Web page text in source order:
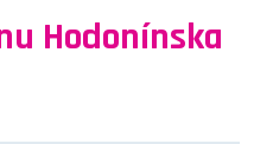
Hodonínska